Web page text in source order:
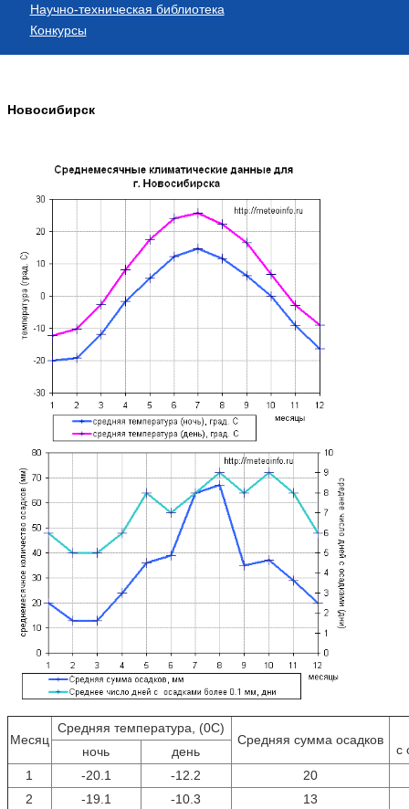
Научно-техническая библиотека
Конкурсы
Новосибирск
Месяц
Средняя температура, (0С)
Средняя сумма осадков
с
ночь
день
1
-20.1 -12.2
20
2
-19.1 -10.3
13